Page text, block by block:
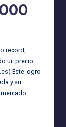
récord,
un precio
) Este logro
y su